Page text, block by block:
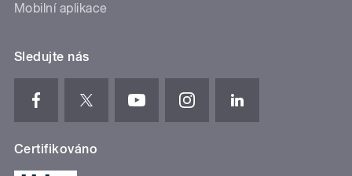
Mobilní aplikace
Sledujte nás
Certifikováno